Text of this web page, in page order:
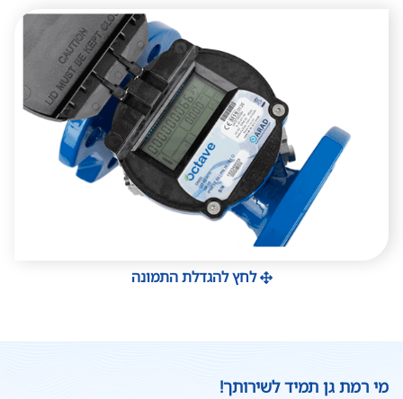
לחץ להגדלת התמונה
מי רמת גן תמיד לשירותך!